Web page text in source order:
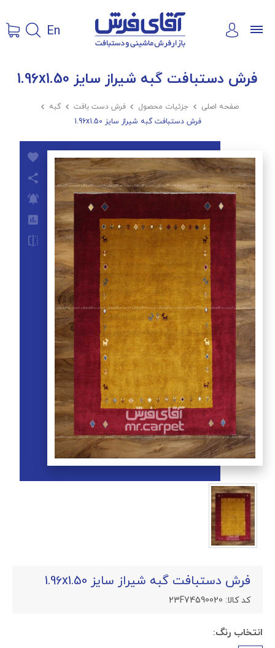
En
فرش دستبافت گبه شیراز سایز 1.96x1.50
صفحه اصلی  جزئیات محصول  فرش دست بافت  گبه 
فرش دستبافت گبه شیراز سایز 1.96x1.50
فرش دستبافت گبه شیراز سایز 1.96x1.50
کد کالا: 23F74590020
انتخاب رنگ: